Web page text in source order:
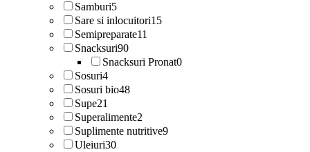
Samburi5
Sare si inlocuitori15
Semipreparate11
Snacksuri90
Snacksuri Pronat0
Sosuri4
Sosuri bio48
Supe21
Superalimente2
Suplimente nutritive9
Uleiuri30